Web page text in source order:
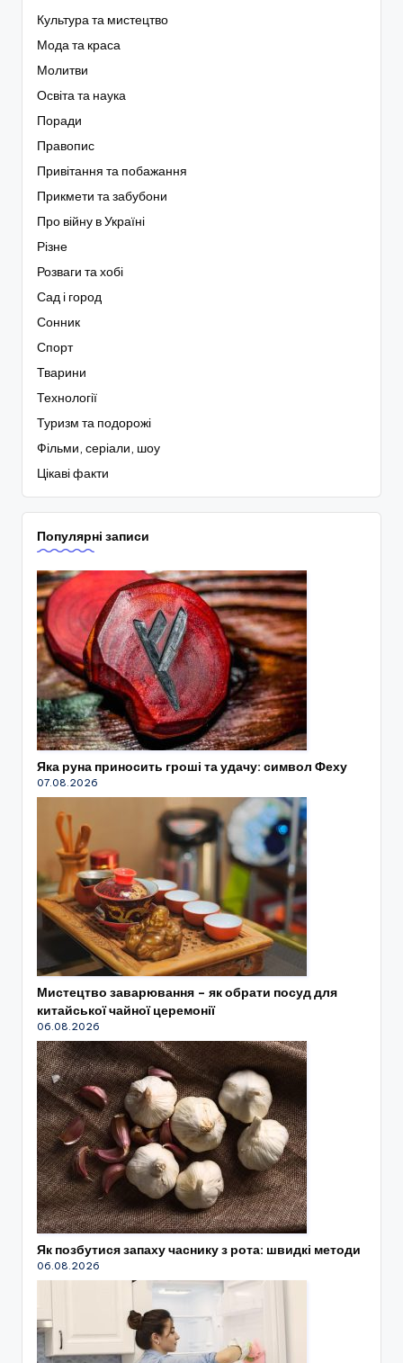
Культура та мистецтво
Мода та краса
Молитви
Освіта та наука
Поради
Правопис
Привітання та побажання
Прикмети та забубони
Про війну в Україні
Різне
Розваги та хобі
Сад і город
Сонник
Спорт
Тварини
Технології
Туризм та подорожі
Фільми, серіали, шоу
Цікаві факти
Популярні записи
Яка руна приносить гроші та удачу: символ Феху
07.08.2026
Мистецтво заварювання – як обрати посуд для
китайської чайної церемонії
06.08.2026
Як позбутися запаху часнику з рота: швидкі методи
06.08.2026